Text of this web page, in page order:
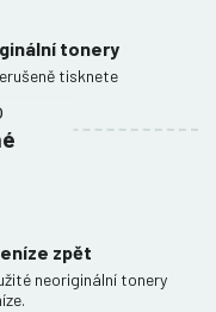
tonery
tisknete
zpět
neoriginální tonery